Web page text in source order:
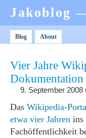
Jakoblog—
Blog About
Vier Jahre
Dokumentation
9. September 2008
Das Wikipedia-
etwa vier Jahren ins
Fachöffentlichkeit